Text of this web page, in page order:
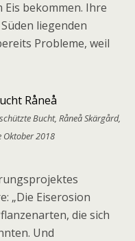
bekommen. Ihre
liegenden
Probleme, weil
Bucht, Råneå Skärgård,
Oktober 2018
„Die Eiserosion
die sich
Und